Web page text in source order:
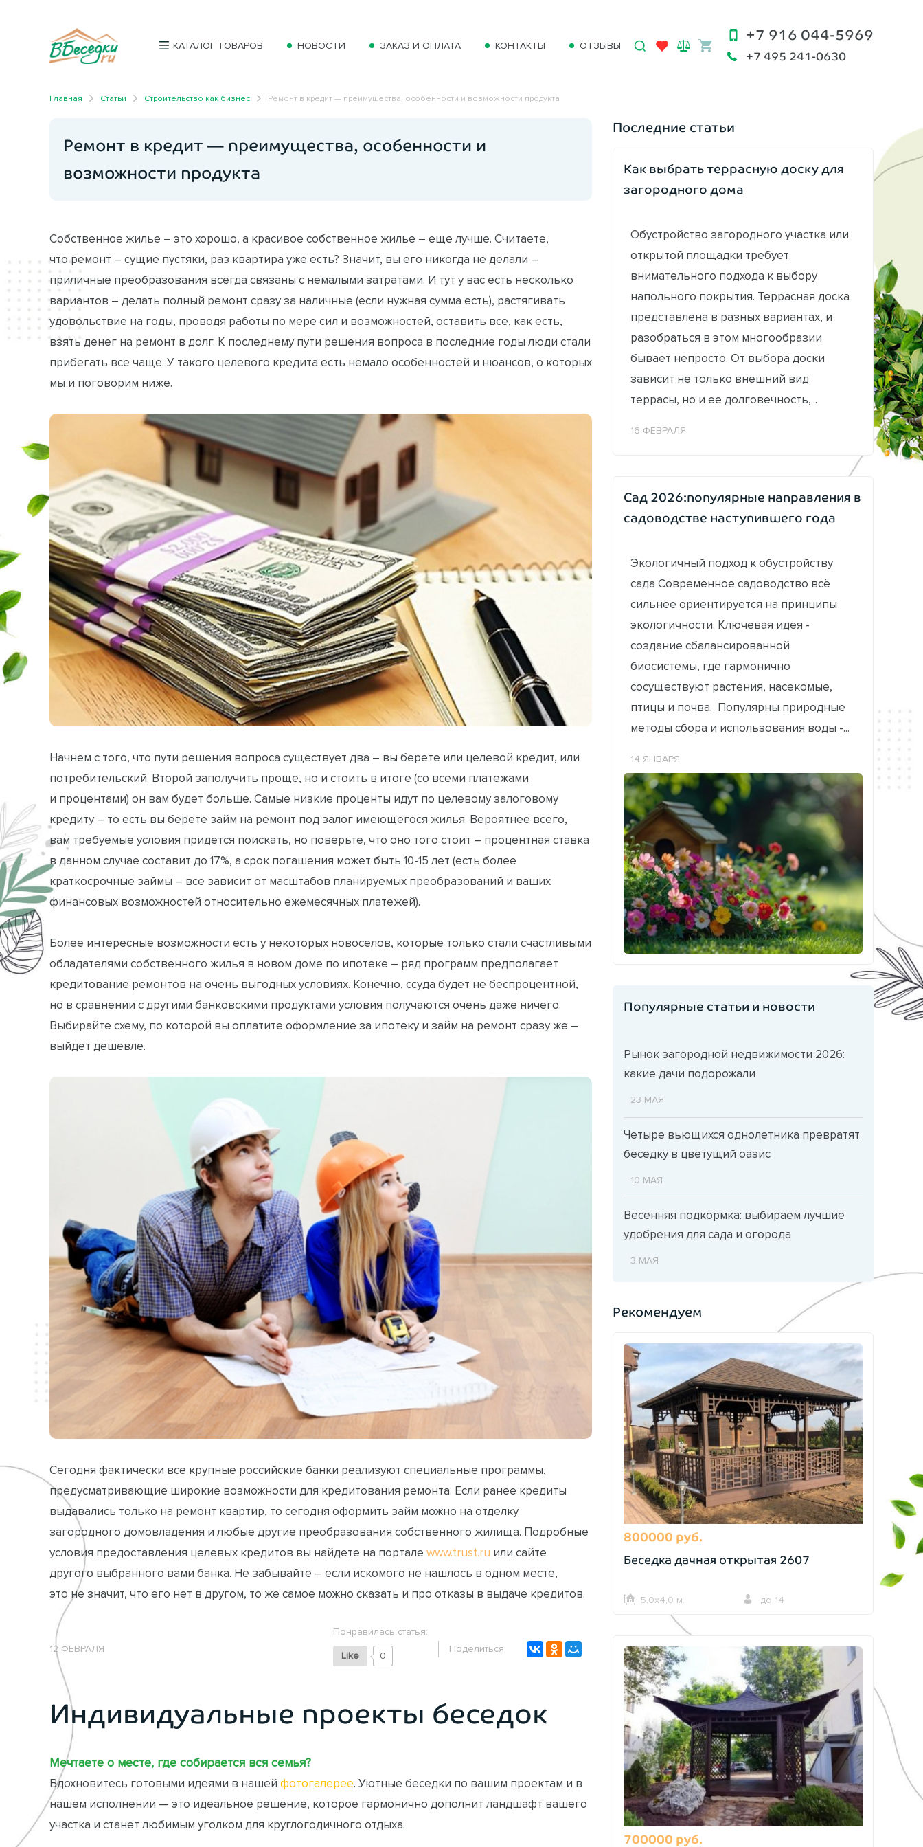
КАТАЛОГ ТОВАРОВ НОВОСТИ ЗАКАЗ И ОПЛАТА КОНТАКТЫ ОТЗЫВЫ
+7 916 044-5969
+7 495 241-0630
Главная Статьи Строительство как бизнес Ремонт в кредит — преимущества, особенности и возможности продукта
Ремонт в кредит — преимущества, особенности и
возможности продукта
Собственное жилье – это хорошо, а красивое собственное жилье – еще лучше. Считаете,
что ремонт – сущие пустяки, раз квартира уже есть? Значит, вы его никогда не делали –
приличные преобразования всегда связаны с немалыми затратами. И тут у вас есть несколько
вариантов – делать полный ремонт сразу за наличные (если нужная сумма есть), растягивать
удовольствие на годы, проводя работы по мере сил и возможностей, оставить все, как есть,
взять денег на ремонт в долг. К последнему пути решения вопроса в последние годы люди стали
прибегать все чаще. У такого целевого кредита есть немало особенностей и нюансов, о которых
мы и поговорим ниже.
Начнем с того, что пути решения вопроса существует два – вы берете или целевой кредит, или
потребительский. Второй заполучить проще, но и стоить в итоге (со всеми платежами
и процентами) он вам будет больше. Самые низкие проценты идут по целевому залоговому
кредиту – то есть вы берете займ на ремонт под залог имеющегося жилья. Вероятнее всего,
вам требуемые условия придется поискать, но поверьте, что оно того стоит – процентная ставка
в данном случае составит до 17%, а срок погашения может быть 10-15 лет (есть более
краткосрочные займы – все зависит от масштабов планируемых преобразований и ваших
финансовых возможностей относительно ежемесячных платежей).
Более интересные возможности есть у некоторых новоселов, которые только стали счастливыми
обладателями собственного жилья в новом доме по ипотеке – ряд программ предполагает
кредитование ремонтов на очень выгодных условиях. Конечно, ссуда будет не беспроцентной,
но в сравнении с другими банковскими продуктами условия получаются очень даже ничего.
Выбирайте схему, по которой вы оплатите оформление за ипотеку и займ на ремонт сразу же –
выйдет дешевле.
Сегодня фактически все крупные российские банки реализуют специальные программы,
предусматривающие широкие возможности для кредитования ремонта. Если ранее кредиты
выдавались только на ремонт квартир, то сегодня оформить займ можно на отделку
загородного домовладения и любые другие преобразования собственного жилища. Подробные
условия предоставления целевых кредитов вы найдете на портале www.trust.ru или сайте
другого выбранного вами банка. Не забывайте – если искомого не нашлось в одном месте,
это не значит, что его нет в другом, то же самое можно сказать и про отказы в выдаче кредитов.
12 ФЕВРАЛЯ
Понравилась статья:
Like 0
Поделиться:
Индивидуальные проекты беседок
Мечтаете о месте, где собирается вся семья?
Вдохновитесь готовыми идеями в нашей фотогалерее. Уютные беседки по вашим проектам и в
нашем исполнении — это идеальное решение, которое гармонично дополнит ландшафт вашего
участка и станет любимым уголком для круглогодичного отдыха.
Последние статьи
Как выбрать террасную доску для
загородного дома
Обустройство загородного участка или
открытой площадки требует
внимательного подхода к выбору
напольного покрытия. Террасная доска
представлена в разных вариантах, и
разобраться в этом многообразии
бывает непросто. От выбора доски
зависит не только внешний вид
террасы, но и ее долговечность,...
16 ФЕВРАЛЯ
Сад 2026:популярные направления в
садоводстве наступившего года
Экологичный подход к обустройству
сада Современное садоводство всё
сильнее ориентируется на принципы
экологичности. Ключевая идея -
создание сбалансированной
биосистемы, где гармонично
сосуществуют растения, насекомые,
птицы и почва. Популярны природные
методы сбора и использования воды -...
14 ЯНВАРЯ
Популярные статьи и новости
Рынок загородной недвижимости 2026:
какие дачи подорожали
23 МАЯ
Четыре вьющихся однолетника превратят
беседку в цветущий оазис
10 МАЯ
Весенняя подкормка: выбираем лучшие
удобрения для сада и огорода
3 МАЯ
Рекомендуем
800000 руб.
Беседка дачная открытая 2607
5,0х4,0 м. до 14
700000 руб.